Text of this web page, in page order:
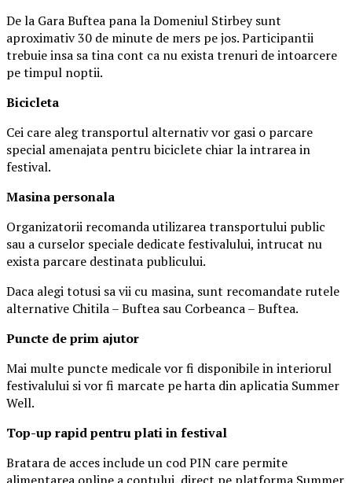
De la Gara Buftea pana la Domeniul Stirbey sunt
aproximativ 30 de minute de mers pe jos. Participantii
trebuie insa sa tina cont ca nu exista trenuri de intoarcere
pe timpul noptii.
Bicicleta
Cei care aleg transportul alternativ vor gasi o parcare
special amenajata pentru biciclete chiar la intrarea in
festival.
Masinapersonala
Organizatorii recomanda utilizarea transportului public
sau a curselor speciale dedicate festivalului, intrucat nu
exista parcare destinata publicului.
Daca alegi totusi sa vii cu masina, sunt recomandate rutele
alternative Chitila – Buftea sau Corbeanca – Buftea.
Puncte de prim ajutor
Mai multe puncte medicale vor fi disponibile in interiorul
festivalului si vor fi marcate pe harta din aplicatia Summer
Well.
Top-up rapid pentru plati in festival
Bratara de acces include un cod PIN care permite
alimentarea online a contului, direct pe platforma Summer